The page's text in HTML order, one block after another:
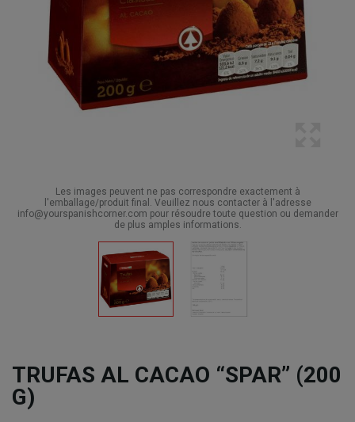
Les images peuvent ne pas correspondre exactement à
l'emballage/produit final. Veuillez nous contacter à l'adresse
info@yourspanishcorner.com pour résoudre toute question ou demander
de plus amples informations.
TRUFAS AL CACAO “SPAR” (200
G)